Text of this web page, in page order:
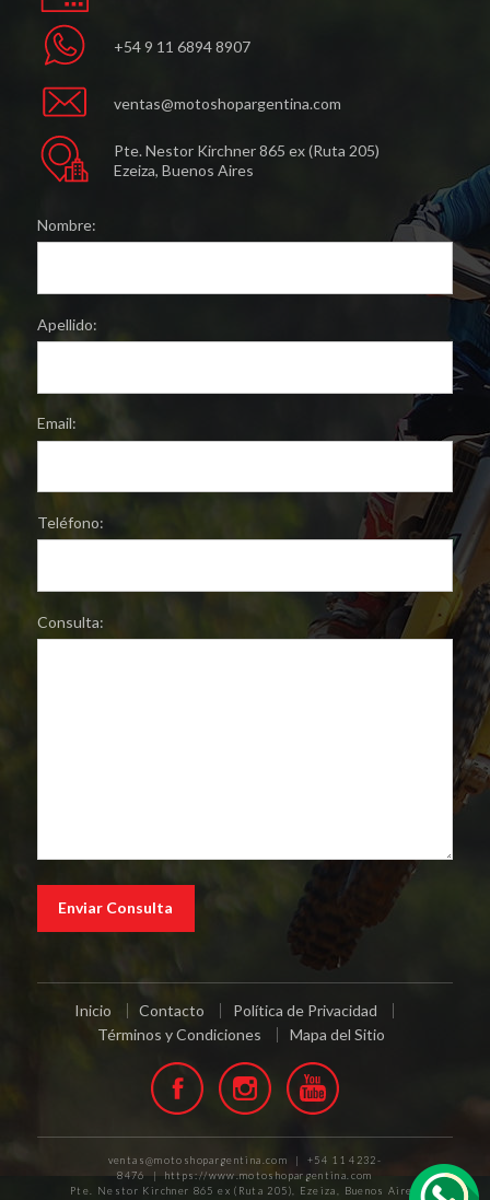
+54 9 11 6894 8907
ventas@motoshopargentina.com
Pte. Nestor Kirchner 865 ex (Ruta 205)
Ezeiza, Buenos Aires
Nombre:
Apellido:
Email:
Teléfono:
Consulta:
Inicio Contacto
Política de Privacidad
Términos y Condiciones
Mapa del Sitio
ventas@motoshopargentina.com | +54 11 4232-
8476 | https://www.motoshopargentina.com
Pte. Nestor Kirchner 865 ex (Ruta 205), Ezeiza, Buenos Aires